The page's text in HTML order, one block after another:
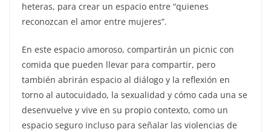
heteras, para crear un espacio entre “quienes
reconozcan el amor entre mujeres”.
En este espacio amoroso, compartirán un picnic con
comida que pueden llevar para compartir, pero
también abrirán espacio al diálogo y la reflexión en
torno al autocuidado, la sexualidad y cómo cada una se
desenvuelve y vive en su propio contexto, como un
espacio seguro incluso para señalar las violencias de